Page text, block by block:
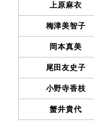
上原麻衣
梅津美智子
岡本真美
尾田友史子
小野寺香枝
蟹井貴代